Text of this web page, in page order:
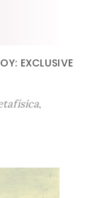
EXCLUSIVE
,